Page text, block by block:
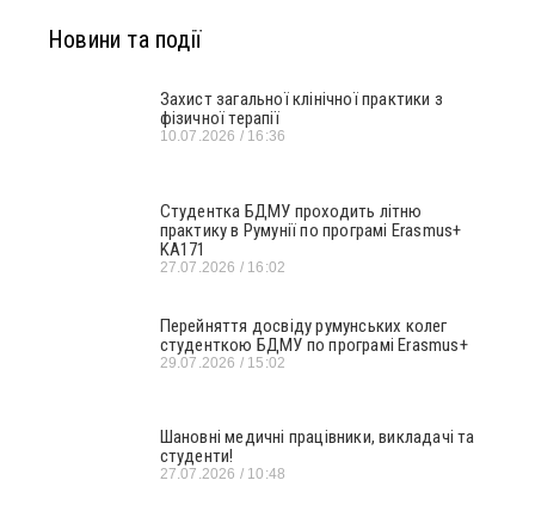
Новини та події
Захист загальної клінічної практики з
фізичної терапії
10.07.2026 16:36
Студентка БДМУ проходить літню
практику в Румунії по програмі Erasmus+
KA171
27.07.2026 16:02
Перейняття досвіду румунських колег
студенткою БДМУ по програмі Erasmus+
29.07.2026 15:02
Шановні медичні працівники, викладачі та
студенти!
27.07.2026 10:48